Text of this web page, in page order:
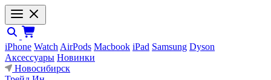
iPhone Watch AirPods Macbook iPad Samsung Dyson
Аксессуары Новинки
Новосибирск